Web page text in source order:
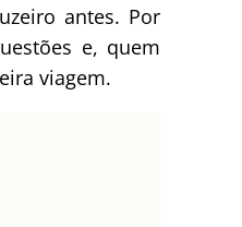
antes. Por
e, quem
viagem.